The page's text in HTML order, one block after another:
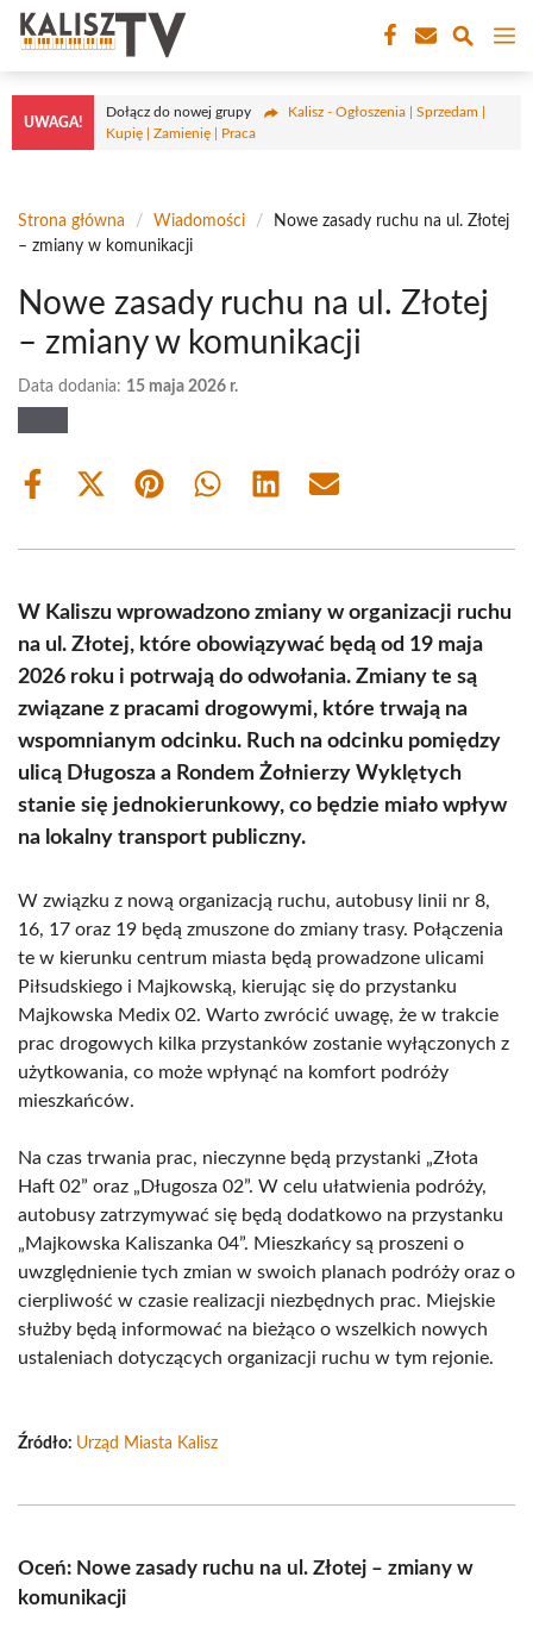
Przejdź
treści
UWAGA!
Dołącz do nowej grupy
Kalisz - Ogłoszenia | Sprzedam |
Kupię | Zamienię | Praca
Strona główna / Wiadomości /
Nowe zasady ruchu na ul. Złotej
– zmiany w komunikacji
Nowe zasady ruchu na ul. Złotej
– zmiany w komunikacji
Data dodania: 15 maja 2026 r.
Share
Share
(Twitter)
Share Share Share Share
W Kaliszu wprowadzono zmiany w organizacji ruchu
na ul. Złotej, które obowiązywać będą od 19 maja
2026 roku i potrwają do odwołania. Zmiany te są
związane z pracami drogowymi, które trwają na
wspomnianym odcinku. Ruch na odcinku pomiędzy
ulicą Długosza a Rondem Żołnierzy Wyklętych
stanie się jednokierunkowy, co będzie miało wpływ
na lokalny transport publiczny.
W związku z nową organizacją ruchu, autobusy linii nr 8,
16, 17 oraz 19 będą zmuszone do zmiany trasy. Połączenia
te w kierunku centrum miasta będą prowadzone ulicami
Piłsudskiego i Majkowską, kierując się do przystanku
Majkowska Medix 02. Warto zwrócić uwagę, że w trakcie
prac drogowych kilka przystanków zostanie wyłączonych z
użytkowania, co może wpłynąć na komfort podróży
mieszkańców.
Na czas trwania prac, nieczynne będą przystanki „Złota
Haft 02” oraz „Długosza 02”. W celu ułatwienia podróży,
autobusy zatrzymywać się będą dodatkowo na przystanku
„Majkowska Kaliszanka 04”. Mieszkańcy są proszeni o
uwzględnienie tych zmian w swoich planach podróży oraz o
cierpliwość w czasie realizacji niezbędnych prac. Miejskie
służby będą informować na bieżąco o wszelkich nowych
ustaleniach dotyczących organizacji ruchu w tym rejonie.
Źródło: Urząd Miasta Kalisz
Oceń: Nowe zasady ruchu na ul. Złotej – zmiany w
komunikacji